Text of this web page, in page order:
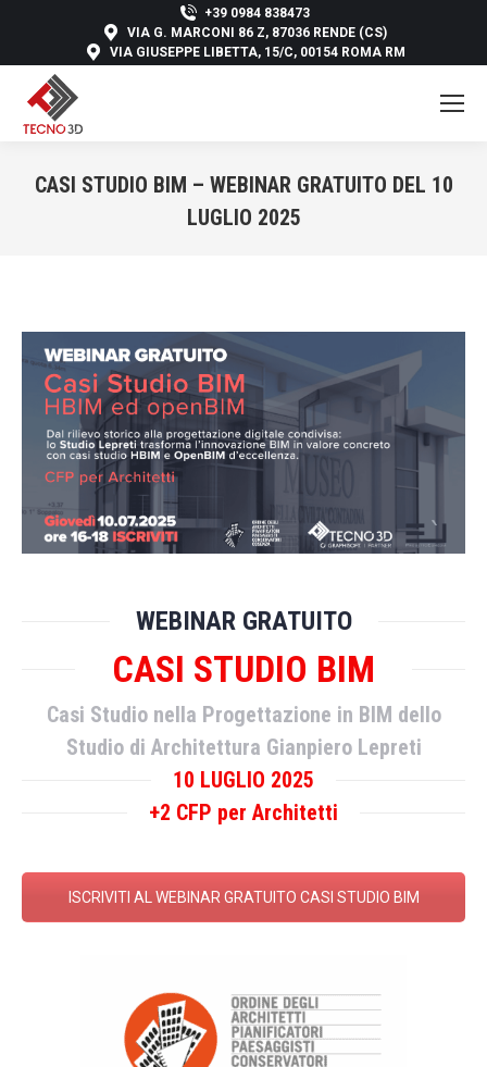
+39 0984 838473
VIA G. MARCONI 86 Z, 87036 RENDE (CS)
VIA GIUSEPPE LIBETTA, 15/C, 00154 ROMA RM
CASI STUDIO BIM – WEBINAR GRATUITO DEL 10
LUGLIO 2025
WEBINAR GRATUITO
CASI STUDIO BIM
Casi Studio nella Progettazione in BIM dello
Studio di Architettura Gianpiero Lepreti
10 LUGLIO 2025
+2 CFP per Architetti
ISCRIVITI AL WEBINAR GRATUITO CASI STUDIO BIM